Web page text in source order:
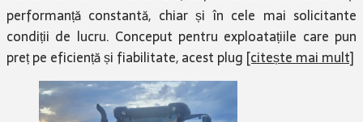
performanță constantă, chiar și în cele mai solicitante
condiții de lucru. Conceput pentru exploatațiile care pun
preț pe eficiență și fiabilitate, acest plug [citește mai mult]